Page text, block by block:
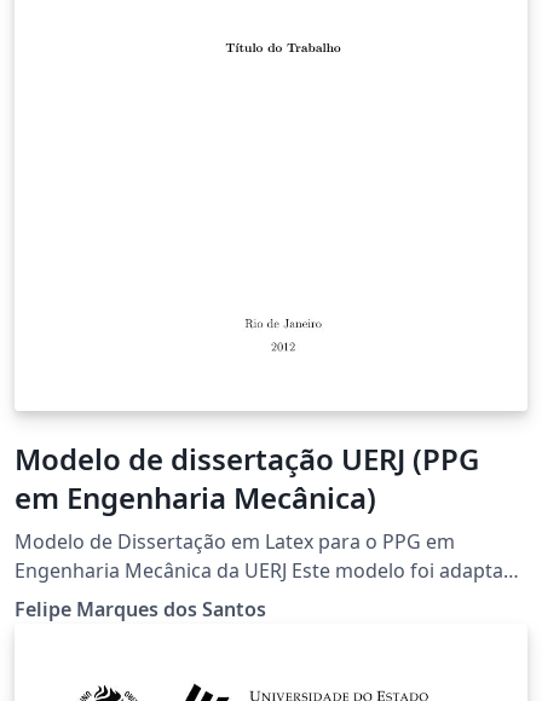
Modelo de dissertação UERJ (PPG
em Engenharia Mecânica)
Modelo de Dissertação em Latex para o PPG em
Engenharia Mecânica da UERJ Este modelo foi adaptado
da versão disponibilizada no site da Engenharia Elétrica
da UERJ
ao_UERJ.rar http://www.pel.uerj.br/defesas/
Felipe Marques dos Santos